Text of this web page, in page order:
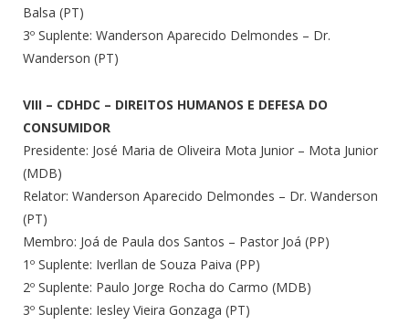
Balsa (PT)
3º Suplente: Wanderson Aparecido Delmondes – Dr.
Wanderson (PT)
VIII – CDHDC – DIREITOS HUMANOS E DEFESA DO
CONSUMIDOR
Presidente: José Maria de Oliveira Mota Junior – Mota Junior
(MDB)
Relator: Wanderson Aparecido Delmondes – Dr. Wanderson
(PT)
Membro: Joá de Paula dos Santos – Pastor Joá (PP)
1º Suplente: Iverllan de Souza Paiva (PP)
2º Suplente: Paulo Jorge Rocha do Carmo (MDB)
3º Suplente: Iesley Vieira Gonzaga (PT)